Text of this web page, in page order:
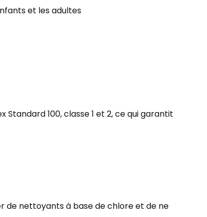
et les adultes
100, classe 1 et 2, ce qui garantit
de nettoyants à base de chlore et de ne